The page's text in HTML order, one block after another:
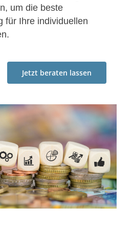
um die beste
für Ihre individuellen
Jetzt beraten lassen